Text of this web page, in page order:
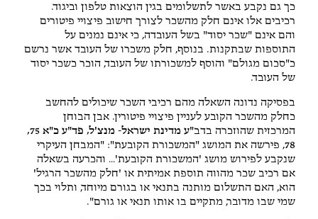
כך גם נקבע באשר לתשלומים בגין הוצאות טלפון וביגוד.
רכיבים אלו אינם חלק מהשכר לצורך חישוב פיצויי פיטורים
והם אינם "שכר יסוד" בשל העובדה, כי אינם נמנים על
התוספות שבתקנות. בנוסף, חלק משכרו של העובד אשר נרשם
כ"סכום מגולם" והוסף למשכורתו של העובד, הוכר כשכר יסוד
של העובד.
בפסיקה נדונה השאלה מהם רכיבי השכר שיכולים להחשב
כחלק מהשכר הקובע לעניין פיצויי פיטורין. אבן הבוחן
המרכזית שהוזכרה בדב
"ע מדינת ישראל- מנצ'ל, פד"ע כ"א 75,
78, פירשה את המושג "המשכורת הקובעת": "המבחן העיקרי
שנקבע לפירוש מושג 'המשכורת הקובעת'… והכרעה בשאלה
אם רכיב שכר מהווה תוספת אמיתית או 'חלק מהשכר הרגיל'
הוא, האם התשלום מותנה בתנאי או בגורם מיוחד, ותלוי בכך
שמי שבו מדובר, מתקיים בו אותו תנאי או גורם".